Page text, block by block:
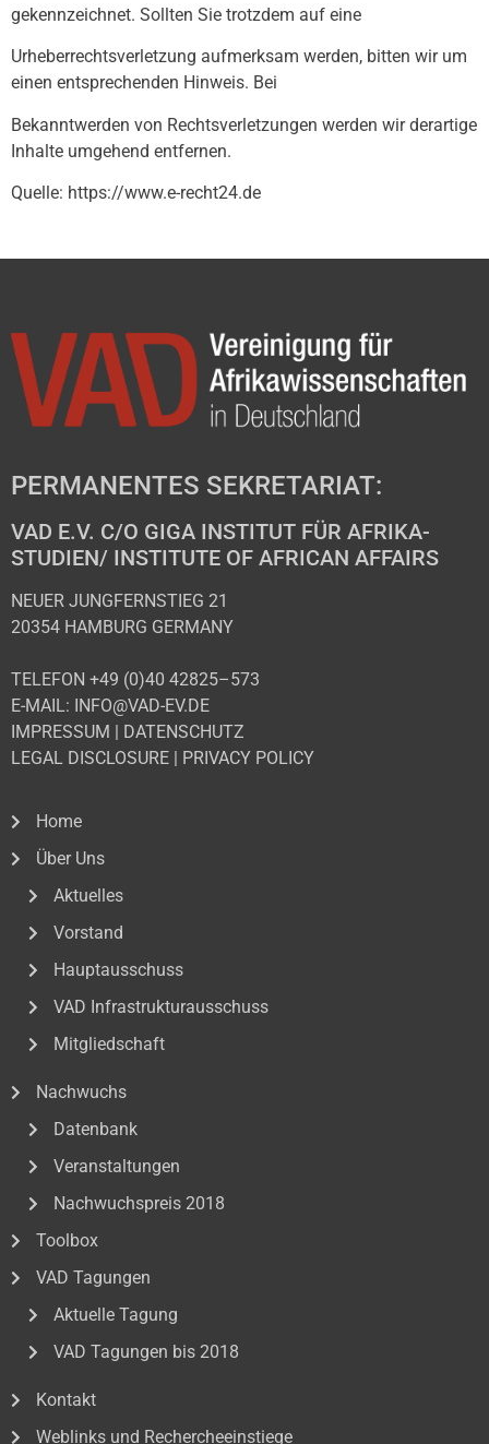
gekennzeichnet. Sollten Sie trotzdem auf eine
Urheberrechtsverletzung aufmerksam werden, bitten wir um
einen entsprechenden Hinweis. Bei
Bekanntwerden von Rechtsverletzungen werden wir derartige
Inhalte umgehend entfernen.
Quelle: https://www.e-recht24.de
PERMANENTES SEKRETARIAT:
VAD E.V. C/O GIGA INSTITUT FÜR AFRIKA-
STUDIEN/ INSTITUTE OF AFRICAN AFFAIRS
NEUER JUNGFERNSTIEG 21
20354 HAMBURG GERMANY
TELEFON +49 (0)40 42825–573
E-MAIL: INFO@VAD-EV.DE
IMPRESSUM | DATENSCHUTZ
LEGAL DISCLOSURE | PRIVACY POLICY
Home
Über Uns
Aktuelles
Vorstand
Hauptausschuss
VAD Infrastrukturausschuss
Mitgliedschaft
Nachwuchs
Datenbank
Veranstaltungen
Nachwuchspreis 2018
Toolbox
VAD Tagungen
Aktuelle Tagung
VAD Tagungen bis 2018
Kontakt
Weblinks und Rechercheeinstiege